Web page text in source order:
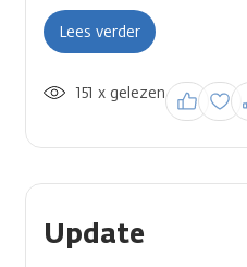
Lees verder
Inloggen
reactie te
151 x gelezen
Update